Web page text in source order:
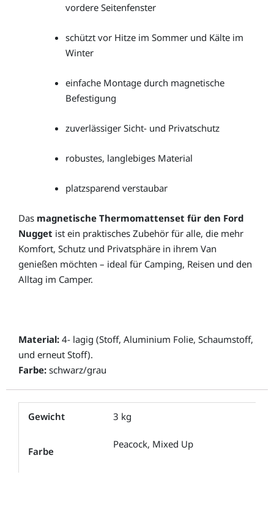
vordere Seitenfenster
schützt vor Hitze im Sommer und Kälte im
Winter
einfache Montage durch magnetische
Befestigung
zuverlässiger Sicht- und Privatschutz
robustes, langlebiges Material
platzsparend verstaubar
Das magnetische Thermomattenset für den Ford
Nugget ist ein praktisches Zubehör für alle, die mehr
Komfort, Schutz und Privatsphäre in ihrem Van
genießen möchten – ideal für Camping, Reisen und den
Alltag im Camper.
Material: 4- lagig (Stoff, Aluminium Folie, Schaumstoff,
und erneut Stoff).
Farbe: schwarz/grau
Gewicht 3 kg
Farbe
Peacock, Mixed Up